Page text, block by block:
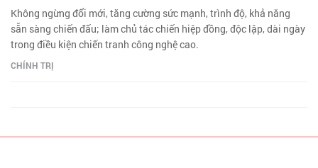
Không ngừng đổi mới, tăng cường sức mạnh, trình độ, khả năng
sẵn sàng chiến đấu; làm chủ tác chiến hiệp đồng, độc lập, dài ngày
trong điều kiện chiến tranh công nghệ cao.
CHÍNH TRỊ